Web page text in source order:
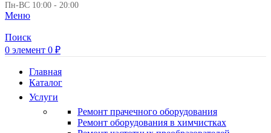
Пн-ВС 10:00 - 20:00
Меню
Поиск
0 элемент 0 ₽
Главная
Каталог
Услуги
Ремонт прачечного оборудования
Ремонт оборудования в химчистках